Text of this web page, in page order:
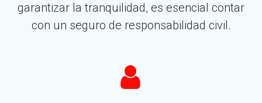
garantizar la tranquilidad, es esencial contar
con un seguro de responsabilidad civil.